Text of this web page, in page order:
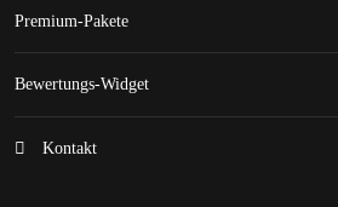
Premium-Pakete
Bewertungs-Widget
Kontakt